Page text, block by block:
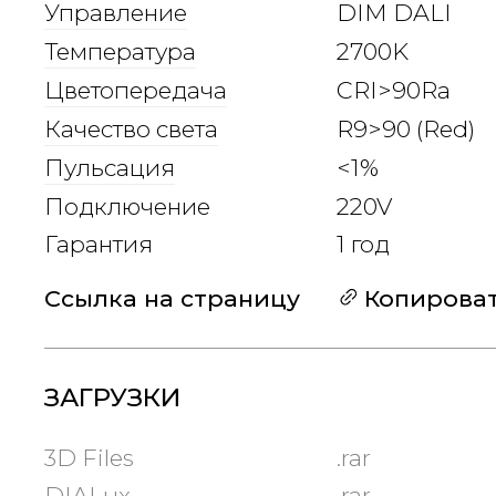
Пульсация
<1%
Подключение
220V
Цветопередача
CRI>90Ra
Качество света
R9>90 (Red)
Управление
DIM DALI
Температура
2700K
Гарантия
1 год
Ссылка на страницу
ЗАГРУЗКИ
3D Files
.rar